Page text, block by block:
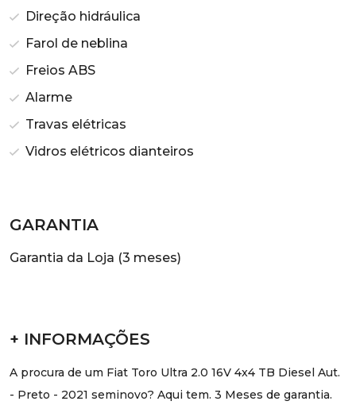
Direção hidráulica
Farol de neblina
Freios ABS
Alarme
Travas elétricas
Vidros elétricos dianteiros
GARANTIA
Garantia da Loja (3 meses)
+ INFORMAÇÕES
A procura de um Fiat Toro Ultra 2.0 16V 4x4 TB Diesel Aut.
- Preto - 2021 seminovo? Aqui tem. 3 Meses de garantia.